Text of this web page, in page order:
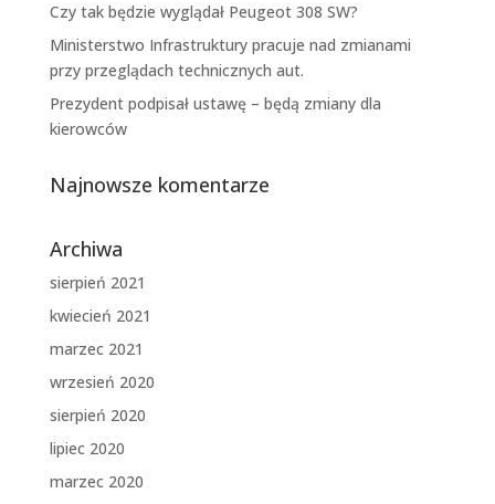
Czy tak będzie wyglądał Peugeot 308 SW?
Ministerstwo Infrastruktury pracuje nad zmianami
przy przeglądach technicznych aut.
Prezydent podpisał ustawę – będą zmiany dla
kierowców
Najnowsze komentarze
Archiwa
sierpień 2021
kwiecień 2021
marzec 2021
wrzesień 2020
sierpień 2020
lipiec 2020
marzec 2020